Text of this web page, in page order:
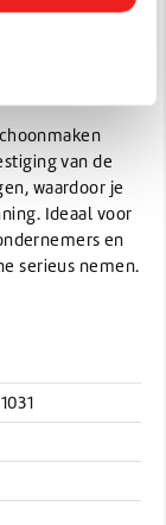
van de
waardoor je
Ideaal voor
en
serieus nemen.